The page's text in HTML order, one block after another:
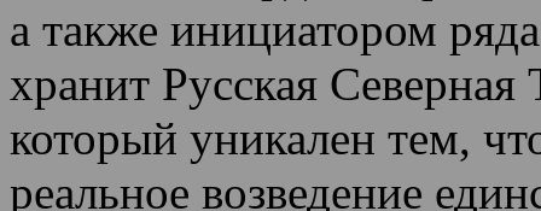
а также инициатором
хранит Русская
который уникален тем,
реальное возведение